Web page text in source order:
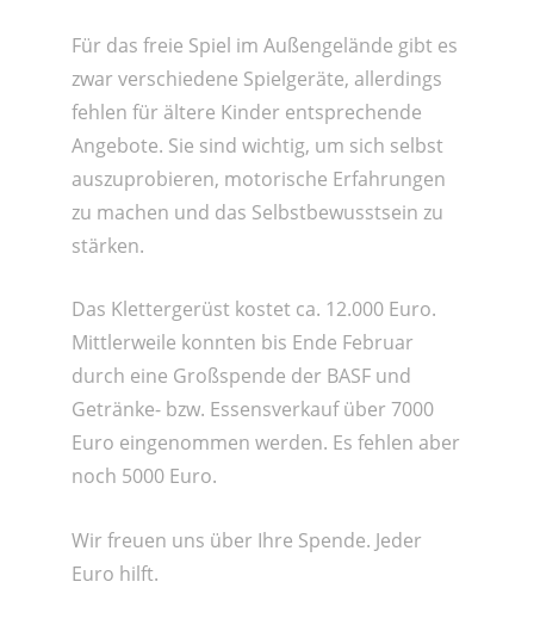
Für das freie Spiel im Außengelände gibt es
zwar verschiedene Spielgeräte, allerdings
fehlen für ältere Kinder entsprechende
Angebote. Sie sind wichtig, um sich selbst
auszuprobieren, motorische Erfahrungen
zu machen und das Selbstbewusstsein zu
stärken.
Das Klettergerüst kostet ca. 12.000 Euro.
Mittlerweile konnten bis Ende Februar
durch eine Großspende der BASF und
Getränke- bzw. Essensverkauf über 7000
Euro eingenommen werden. Es fehlen aber
noch 5000 Euro.
Wir freuen uns über Ihre Spende. Jeder
Euro hilft.